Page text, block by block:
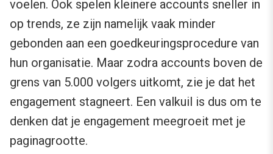
voelen. Ook spelen kleinere accounts sneller in
op trends, ze zijn namelijk vaak minder
gebonden aan een goedkeuringsprocedure van
hun organisatie. Maar zodra accounts boven de
grens van 5.000 volgers uitkomt, zie je dat het
engagement stagneert. Een valkuil is dus om te
denken dat je engagement meegroeit met je
paginagrootte.